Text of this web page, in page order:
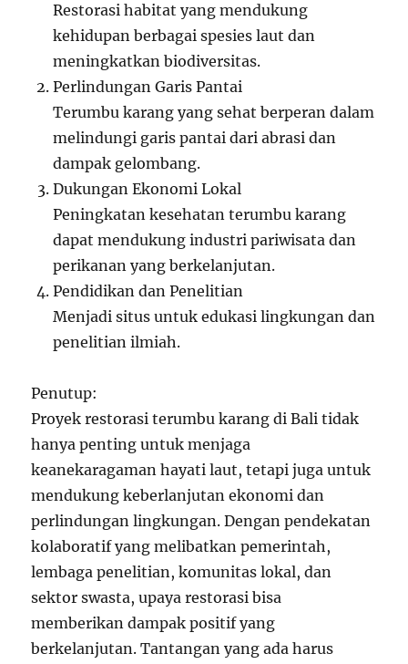
Restorasi habitat yang mendukung
kehidupan berbagai spesies laut dan
meningkatkan biodiversitas.
Perlindungan Garis Pantai
Terumbu karang yang sehat berperan dalam
melindungi garis pantai dari abrasi dan
dampak gelombang.
Dukungan Ekonomi Lokal
Peningkatan kesehatan terumbu karang
dapat mendukung industri pariwisata dan
perikanan yang berkelanjutan.
Pendidikan dan Penelitian
Menjadi situs untuk edukasi lingkungan dan
penelitian ilmiah.
Penutup:
Proyek restorasi terumbu karang di Bali tidak
hanya penting untuk menjaga
keanekaragaman hayati laut, tetapi juga untuk
mendukung keberlanjutan ekonomi dan
perlindungan lingkungan. Dengan pendekatan
kolaboratif yang melibatkan pemerintah,
lembaga penelitian, komunitas lokal, dan
sektor swasta, upaya restorasi bisa
memberikan dampak positif yang
berkelanjutan. Tantangan yang ada harus